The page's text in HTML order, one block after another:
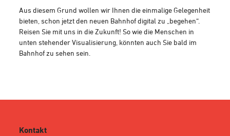
Aus diesem Grund wollen wir Ihnen die einmalige Gelegenheit
bieten, schon jetzt den neuen Bahnhof digital zu „begehen“.
Reisen Sie mit uns in die Zukunft! So wie die Menschen in
unten stehender Visualisierung, könnten auch Sie bald im
Bahnhof zu sehen sein.
Kontakt